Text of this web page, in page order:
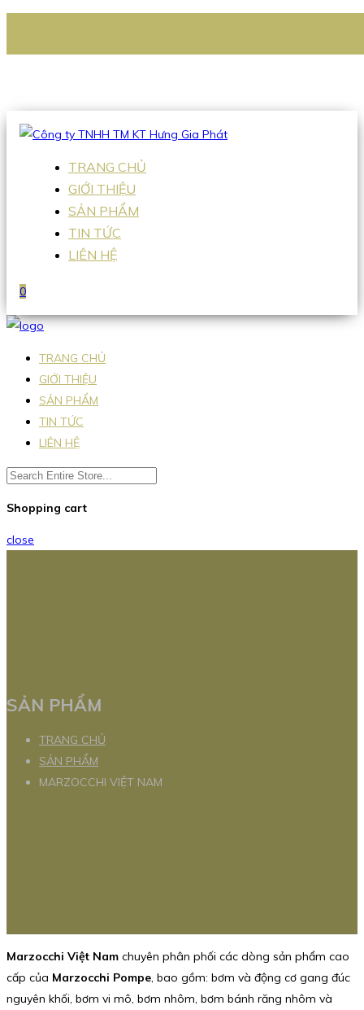
Hotline:0938 336 079
TRANG CHỦ
GIỚI THIỆU
SẢN PHẨM
TIN TỨC
LIÊN HỆ
0
TRANG CHỦ
GIỚI THIỆU
SẢN PHẨM
TIN TỨC
LIÊN HỆ
Shopping cart
close
SẢN PHẨM
TRANG CHỦ
SẢN PHẨM
MARZOCCHI VIỆT NAM
Marzocchi Việt Nam chuyên phân phối các dòng sản phẩm cao
cấp của Marzocchi Pompe, bao gồm: bơm và động cơ gang đúc
nguyên khối, bơm vi mô, bơm nhôm, bơm bánh răng nhôm và